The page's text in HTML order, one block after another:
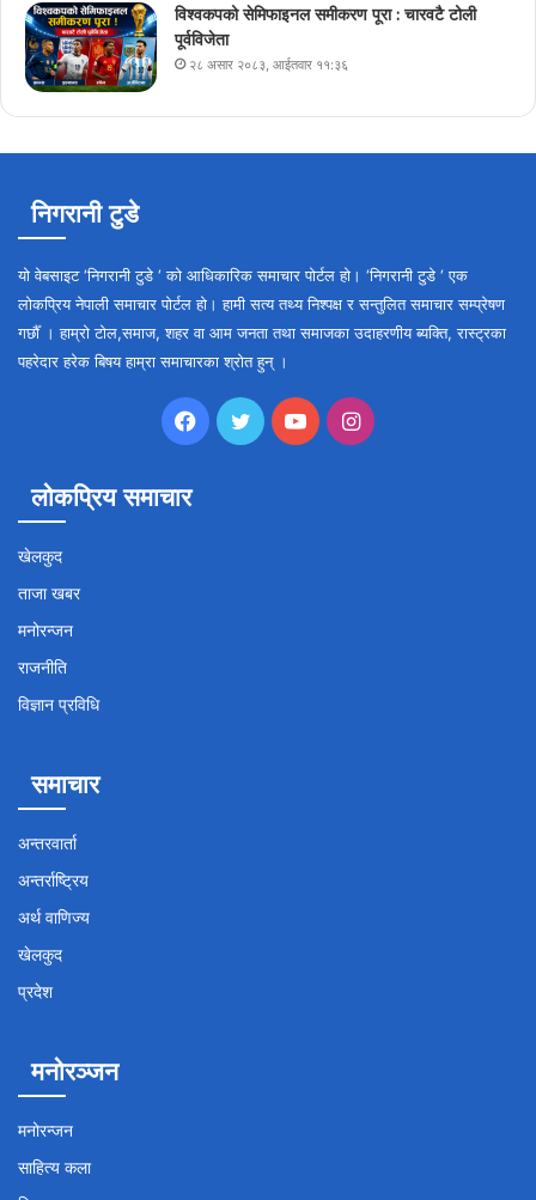
विश्वकपको सेमिफाइनल समीकरण पूरा : चारवटै टोली
पूर्वविजेता
२८ असार २०८३, आईतवार ११:३६
निगरानी टुडे
यो वेबसाइट ‘निगरानी टुडे ‘ को आधिकारिक समाचार पोर्टल हो। ‘निगरानी टुडे ‘ एक
लोकप्रिय नेपाली समाचार पोर्टल हो। हामी सत्य तथ्य निश्पक्ष र सन्तुलित समाचार सम्प्रेषण
गर्छौँ । हाम्रो टोल,समाज, शहर वा आम जनता तथा समाजका उदाहरणीय ब्यक्ति, रास्ट्रका
पहरेदार हरेक बिषय हाम्रा समाचारका श्रोत हुन् ।
Facebook
TwitterYouTubeInstagram
लोकप्रिय समाचार
खेलकुद
ताजा खबर
मनोरन्जन
राजनीति
विज्ञान प्रविधि
समाचार
अन्तरवार्ता
अन्तर्राष्ट्रिय
अर्थ वाणिज्य
खेलकुद
प्रदेश
मनोरञ्जन
मनोरन्जन
साहित्य कला